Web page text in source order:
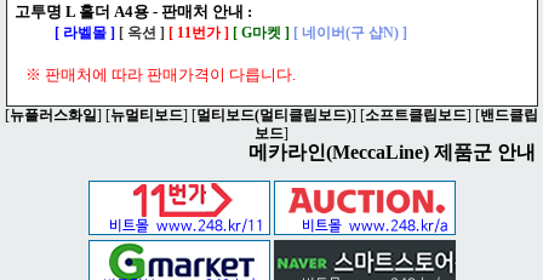
고투명 L 홀더 A4용 - 판매처 안내 :
[ 라벨몰 ] [ 옥션 ] [ 11번가] [ G마켓 ] [ 네이버(구 샵N)]
※ 판매처에 따라 판매가격이 다릅니다.
[뉴플러스화일] [뉴멀티보드] [멀티보드(멀티클립보드)] [소프트클립보드] [밴드클립
보드]
메카라인(MeccaLine) 제품군 안내